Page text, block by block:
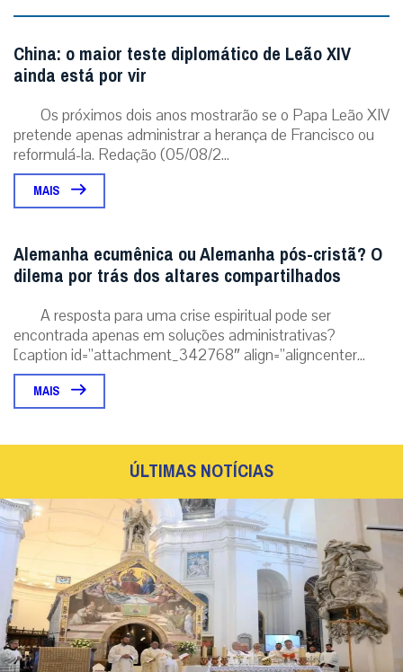
China: o maior teste diplomático de Leão XIV
ainda está por vir
Os próximos dois anos mostrarão se o Papa Leão XIV
pretende apenas administrar a herança de Francisco ou
reformulá-la. Redação (05/08/2...
MAIS
Alemanha ecumênica ou Alemanha pós-cristã? O
dilema por trás dos altares compartilhados
A resposta para uma crise espiritual pode ser
encontrada apenas em soluções administrativas?
[caption id=”attachment_342768″ align=”aligncenter...
MAIS
ÚLTIMAS NOTÍCIAS